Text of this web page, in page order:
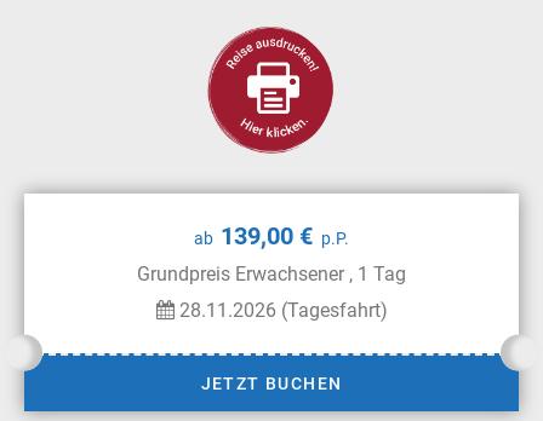
ab 139,00 € p.P.
Grundpreis Erwachsener , 1 Tag
28.11.2026 (Tagesfahrt)
JETZT BUCHEN